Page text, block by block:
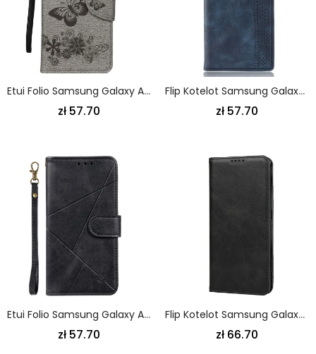
Etui Folio Samsung Galaxy A80 / A90 Szary Czarny Wspaniałe Motyle Stringi Etui Ochronne
zł 57.70
Flip Kotelot Samsung Galaxy A80 / A90 Czerwony Czarny Stylizowana Sztuczna Skóra
zł 57.70
Etui Folio Samsung Galaxy A80 / A90 Czarny Diamentowa Imitacja Skóry Etui Ochronne
zł 57.70
Flip Kotelot Samsung Galaxy A80 / A90 Granatowy Czarny Szwy Z Imitacji Skóry Etui Ochronne
zł 66.70